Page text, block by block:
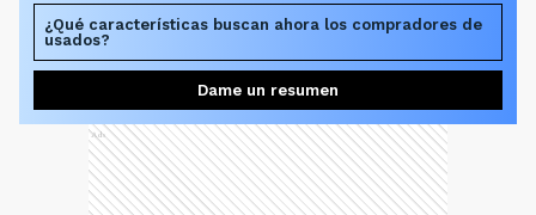
¿Qué características buscan ahora los compradores de
usados?
Dame un resumen
Ads